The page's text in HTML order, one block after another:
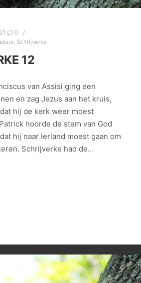
0
, Schrijverke
12
van Assisi ging een
en zag Jezus aan het kruis,
hij de kerk weer moest
hoorde de stem van God
hij naar Ierland moest gaan om
Schrijverke had de…